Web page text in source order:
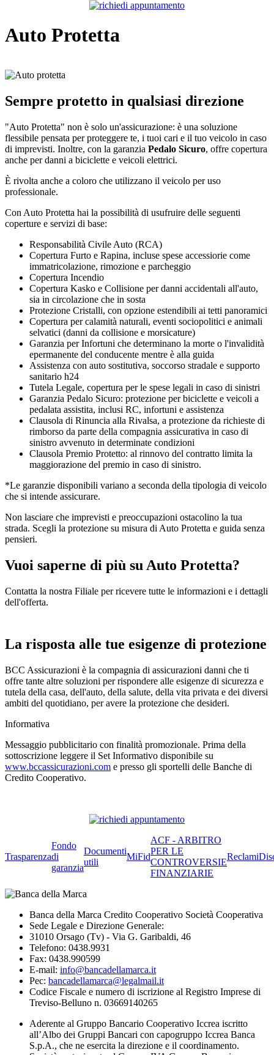
Auto Protetta
Sempre protetto in qualsiasi direzione
"Auto Protetta" non è solo un'assicurazione: è una soluzione
flessibile pensata per proteggere te, i tuoi cari e il tuo veicolo in caso
di imprevisti. Inoltre, con la garanzia Pedalo Sicuro, offre copertura
anche per danni a biciclette e veicoli elettrici.
È rivolta anche a coloro che utilizzano il veicolo per uso
professionale.
Con Auto Protetta hai la possibilità di usufruire delle seguenti
coperture e servizi di base:
Responsabilità Civile Auto (RCA)
Copertura Furto e Rapina, incluse spese accessiorie come
immatricolazione, rimozione e parcheggio
Copertura Incendio
Copertura Kasko e Collisione per danni accidentali all'auto,
sia in circolazione che in sosta
Protezione Cristalli, con opzione estendibili ai tetti panoramici
Copertura per calamità naturali, eventi sociopolitici e animali
selvatici (danni da collisione e morsicature)
Garanzia per Infortuni che determinano la morte o l'invalidità
epermanente del conducente mentre è alla guida
Assistenza con auto sostitutiva, soccorso stradale e supporto
sanitario h24
Tutela Legale, copertura per le spese legali in caso di sinistri
Garanzia Pedalo Sicuro: protezione per biciclette e veicoli a
pedalata assistita, inclusi RC, infortuni e assistenza
Clausola di Rinuncia alla Rivalsa, a protezione da richieste di
rimborso da parte della compagnia assicurativa in caso di
sinistro avvenuto in determinate condizioni
Clausola Premio Protetto: al rinnovo del contratto limita la
maggiorazione del premio in caso di sinistro.
*Le garanzie disponibili variano a seconda della tipologia di veicolo
che si intende assicurare.
Non lasciare che imprevisti e preoccupazioni ostacolino la tua
strada. Scegli la protezione su misura di Auto Protetta e guida senza
pensieri.
Vuoi saperne di più su Auto Protetta?
Contatta la nostra Filiale per ricevere tutte le informazioni e i dettagli
dell'offerta.
La risposta alle tue esigenze di protezione
BCC Assicurazioni è la compagnia di assicurazioni danni che ti
offre tante altre soluzioni per rispondere alle esigenze di sicurezza e
tutela della casa, dell'auto, della salute, della vita privata e dei diversi
ambiti del quotidiano, per avere la protezione che desideri.
Informativa
Messaggio pubblicitario con finalità promozionale. Prima della
sottoscrizione leggere il Set Informativo disponibile su
www.bccassicurazioni.com e presso gli sportelli delle Banche di
Credito Cooperativo.
Trasparenza
Fondo
di
garanzia
Documenti
utili
MiFid
ACF - ARBITRO
PER LE
CONTROVERSIE
FINANZIARIE
Reclami
Banca della Marca Credito Cooperativo Società Cooperativa
Sede Legale e Direzione Generale:
31010 Orsago (Tv) - Via G. Garibaldi, 46
Telefono: 0438.9931
Fax: 0438.990599
E-mail: info@bancadellamarca.it
Pec: bancadellamarca@legalmail.it
Codice Fiscale e numero di iscrizione al Registro Imprese di
Treviso-Belluno n. 03669140265
Aderente al Gruppo Bancario Cooperativo Iccrea iscritto
all’Albo dei Gruppi Bancari con capogruppo Iccrea Banca
S.p.A., che ne esercita la direzione e il coordinamento.